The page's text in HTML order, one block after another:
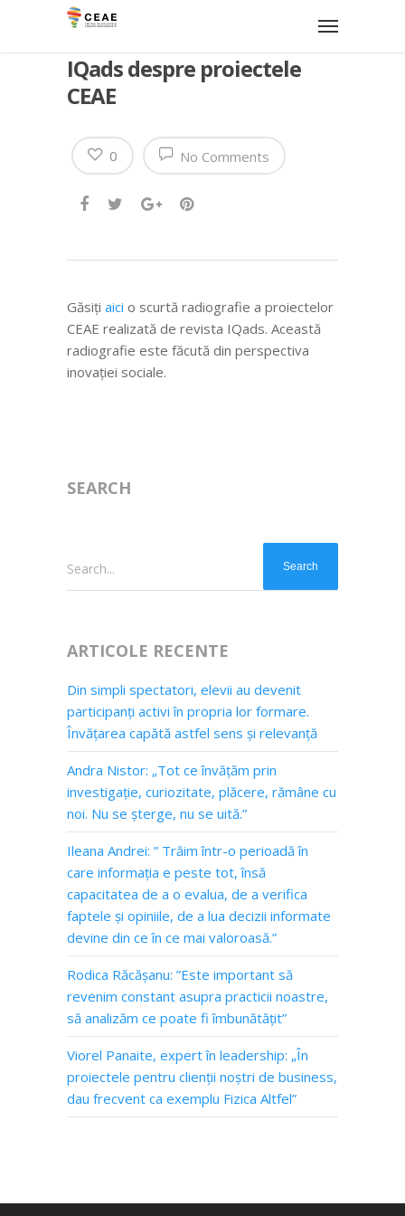
IQads despre proiectele
CEAE
No Comments
0
Găsiţi aici o scurtă radiografie a proiectelor
CEAE realizată de revista IQads. Această
radiografie este făcută din perspectiva
inovaţiei sociale.
SEARCH
Search...
ARTICOLE RECENTE
Din simpli spectatori, elevii au devenit
participanți activi în propria lor formare.
Învățarea capătă astfel sens și relevanță
Andra Nistor: „Tot ce învățăm prin
investigație, curiozitate, plăcere, rămâne cu
noi. Nu se șterge, nu se uită.”
Ileana Andrei: ” Trăim într-o perioadă în
care informația e peste tot, însă
capacitatea de a o evalua, de a verifica
faptele și opiniile, de a lua decizii informate
devine din ce în ce mai valoroasă.”
Rodica Răcășanu: ”Este important să
revenim constant asupra practicii noastre,
să analizăm ce poate fi îmbunătățit”
Viorel Panaite, expert în leadership: „În
proiectele pentru clienții noștri de business,
dau frecvent ca exemplu Fizica Altfel”